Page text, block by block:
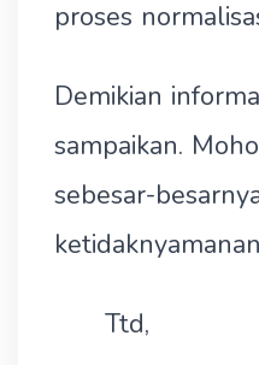
proses
Demikian
sampaikan.
sebesar-
Ttd,